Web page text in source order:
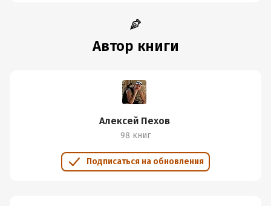
Автор книги
Алексей Пехов
98 книг
Подписаться на обновления